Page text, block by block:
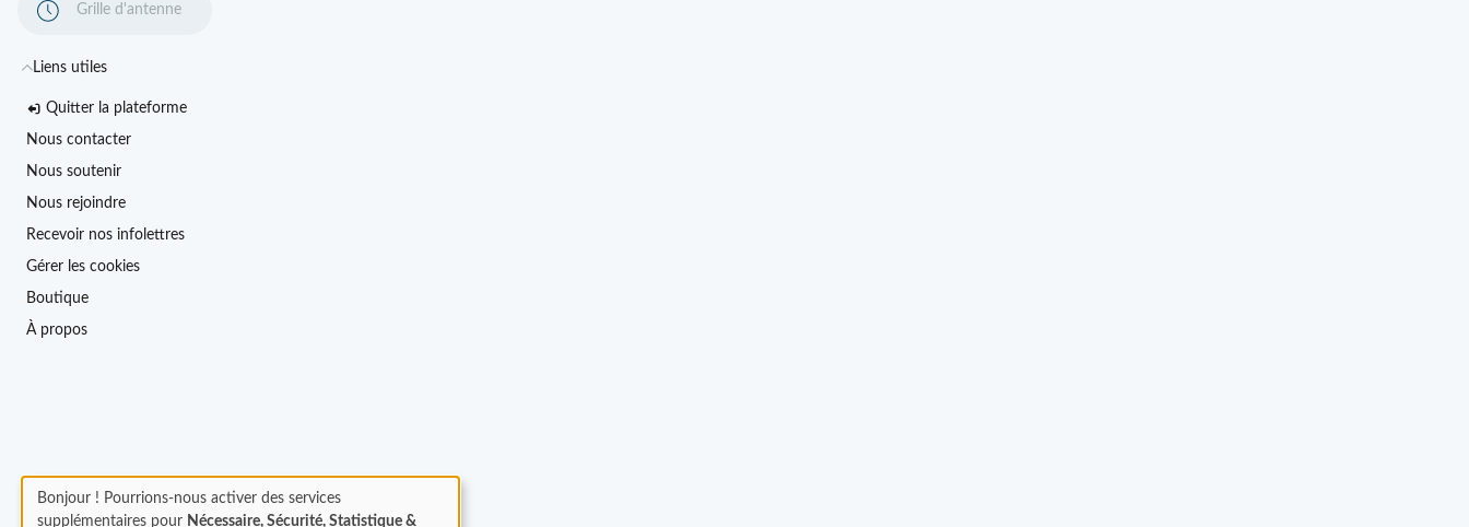
Grille d'antenne
Liens utiles
Quitter la plateforme
Nous contacter
Nous soutenir
Nous rejoindre
Recevoir nos infolettres
Gérer les cookies
Boutique
À propos
Bonjour ! Pourrions-nous activer des services
supplémentaires pour Nécessaire, Sécurité, Statistique &